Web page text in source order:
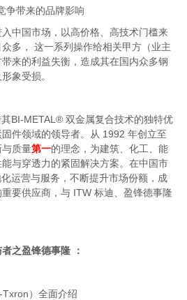
争带来的品牌影响
中国市场，以高价格、高技术门槛来
多， 这一系列操作给相关甲方（业主
来的利益失衡，造成其在国内众多钢
象受损。
BI-METAL® 双金属复合技术的独特优
件领域的领导者。从 1992 年创立至
质量第一的理念，为建筑、化工、能
与穿透力的紧固解决方案。在中国市
运营与服务，不断提升市场份额，成
要供应商，与 ITW 标迪、盈锋德事隆
之盈锋德事隆 ：
）全面介绍